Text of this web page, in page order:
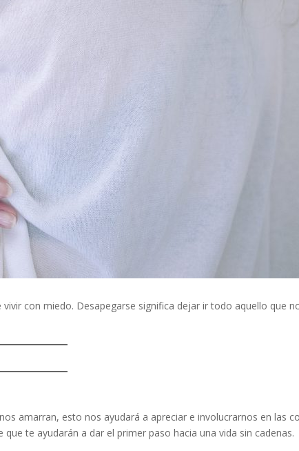
con miedo. Desapegarse significa dejar ir todo aquello que
amarran, esto nos ayudará a apreciar e involucrarnos en las
te ayudarán a dar el primer paso hacia una vida sin cadenas.